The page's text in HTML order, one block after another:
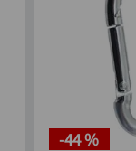
-44 %